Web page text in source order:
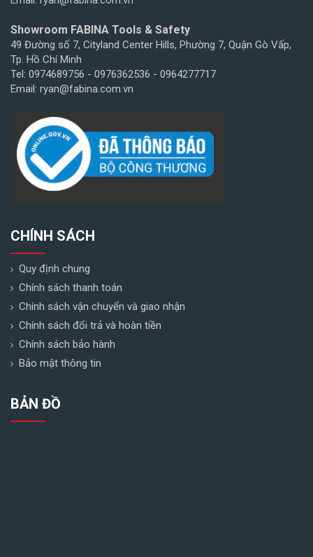
Showroom FABINA Tools & Safety
49 Đường số 7, Cityland Center Hills, Phường 7, Quận Gò Vấp,
Tp. Hồ Chí Minh
Tel: 0974689756 - 0976362536 - 0964277717
Email: ryan@fabina.com.vn
CHÍNH SÁCH
Quy định chung
Chính sách thanh toán
Chính sách vận chuyển và giao nhận
Chính sách đổi trả và hoàn tiền
Chính sách bảo hành
Bảo mật thông tin
BẢN ĐỒ